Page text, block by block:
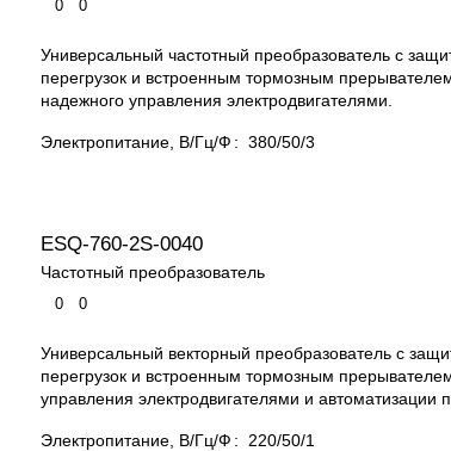
0 0
Универсальный частотный преобразователь с
перегрузок и встроенным тормозным
надежного управления электродвигателями.
Электропитание, В/Гц/Ф : 380/50/3
ESQ-760-2S-0040
Частотный преобразователь
0 0
Универсальный векторный преобразователь с
перегрузок и встроенным тормозным
управления электродвигателями и автоматизации
Электропитание, В/Гц/Ф : 220/50/1